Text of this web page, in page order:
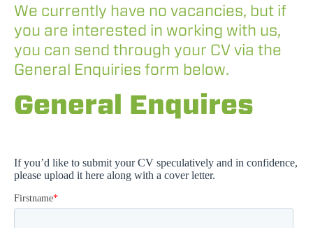
We currently have no vacancies, but if
you are interested in working with us,
you can send through your CV via the
General Enquiries form below.
General Enquires